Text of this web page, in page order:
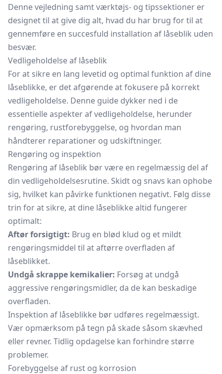
Denne vejledning samt værktøjs- og tipssektioner er
designet til at give dig alt, hvad du har brug for til at
gennemføre en succesfuld installation af låseblik uden
besvær.
Vedligeholdelse af låseblik
For at sikre en lang levetid og optimal funktion af dine
låseblikke, er det afgørende at fokusere på korrekt
vedligeholdelse. Denne guide dykker ned i de
essentielle aspekter af vedligeholdelse, herunder
rengøring, rustforebyggelse, og hvordan man
håndterer reparationer og udskiftninger.
Rengøring og inspektion
Rengøring af låseblik bør være en regelmæssig del af
din vedligeholdelsesrutine. Skidt og snavs kan ophobe
sig, hvilket kan påvirke funktionen negativt. Følg disse
trin for at sikre, at dine låseblikke altid fungerer
optimalt:
Aftør forsigtigt: Brug en blød klud og et mildt
rengøringsmiddel til at aftørre overfladen af
låseblikket.
Undgå skrappe kemikalier: Forsøg at undgå
aggressive rengøringsmidler, da de kan beskadige
overfladen.
Inspektion af låseblikke bør udføres regelmæssigt.
Vær opmærksom på tegn på skade såsom skævhed
eller revner. Tidlig opdagelse kan forhindre større
problemer.
Forebyggelse af rust og korrosion